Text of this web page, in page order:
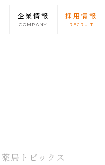
企業情報
COMPANY
採用情報
RECRUIT
薬局トピックス